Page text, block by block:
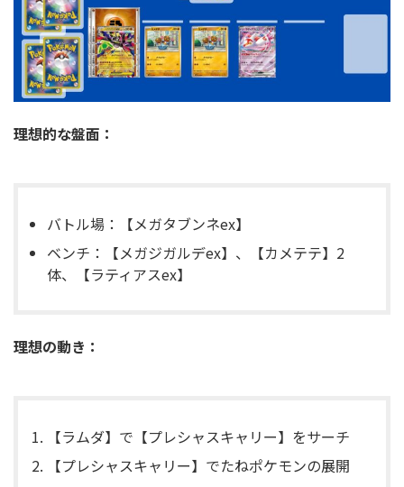
理想的な盤面：
バトル場：【メガタブンネex】
ベンチ：【メガジガルデex】、【カメテテ】2
体、【ラティアスex】
理想の動き：
【ラムダ】で【プレシャスキャリー】をサーチ
【プレシャスキャリー】でたねポケモンの展開